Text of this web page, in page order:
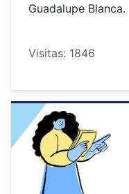
Guadalupe Blanca.
Visitas: 1846